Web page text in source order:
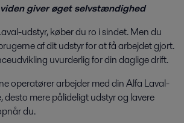
giver øget selvstændighed
udstyr, køber du ro i sindet. Men du
af dit udstyr for at få arbejdet gjort.
uvurderlig for din daglige drift.
operatører arbejder med din Alfa Laval-
mere pålideligt udstyr og lavere
du.